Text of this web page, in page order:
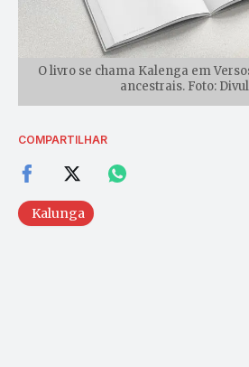
O livro se chama Kalenga em
ancestrais. Foto:
COMPARTILHAR
Kalunga